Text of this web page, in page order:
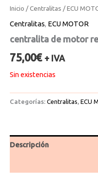
Inicio /Centralitas /ECU
Centralitas, ECU MOTOR
centralita de motor
75,00€ + IVA
Sin existencias
Categorías: Centralitas, ECU
Descripción